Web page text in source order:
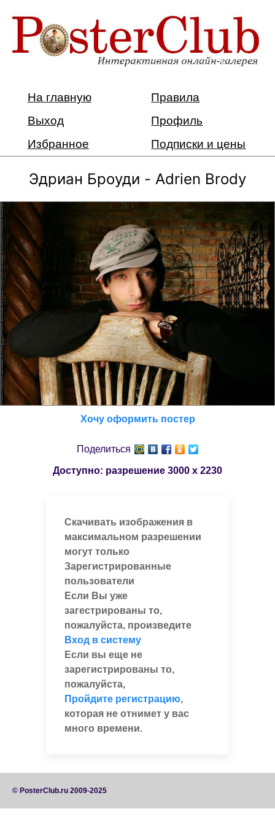
На главную
Правила
Выход
Профиль
Избранное
Подписки и цены
Эдриан Броуди - Adrien Brody
Хочу оформить постер
Поделиться
Доступно: разрешение 3000 x 2230
Скачивать изображения в
максимальном разрешении
могут только
Зарегистрированные
пользователи
Если Вы уже
загестрированы то,
пожалуйста, произведите
Вход в систему
Если вы еще не
зарегистрированы то,
пожалуйста,
Пройдите регистрацию,
которая не отнимет у вас
много времени.
© PosterClub.ru 2009-2025